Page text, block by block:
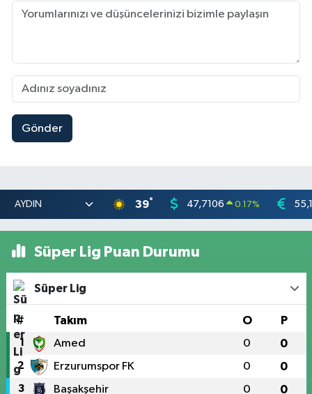
Gönder
39° 47,7106 0.17%
Süper Lig Puan Durumu
Süper Lig
# Takım O P
1 Amed 0 0
2 Erzurumspor FK 0 0
3 Başakşehir 0 0